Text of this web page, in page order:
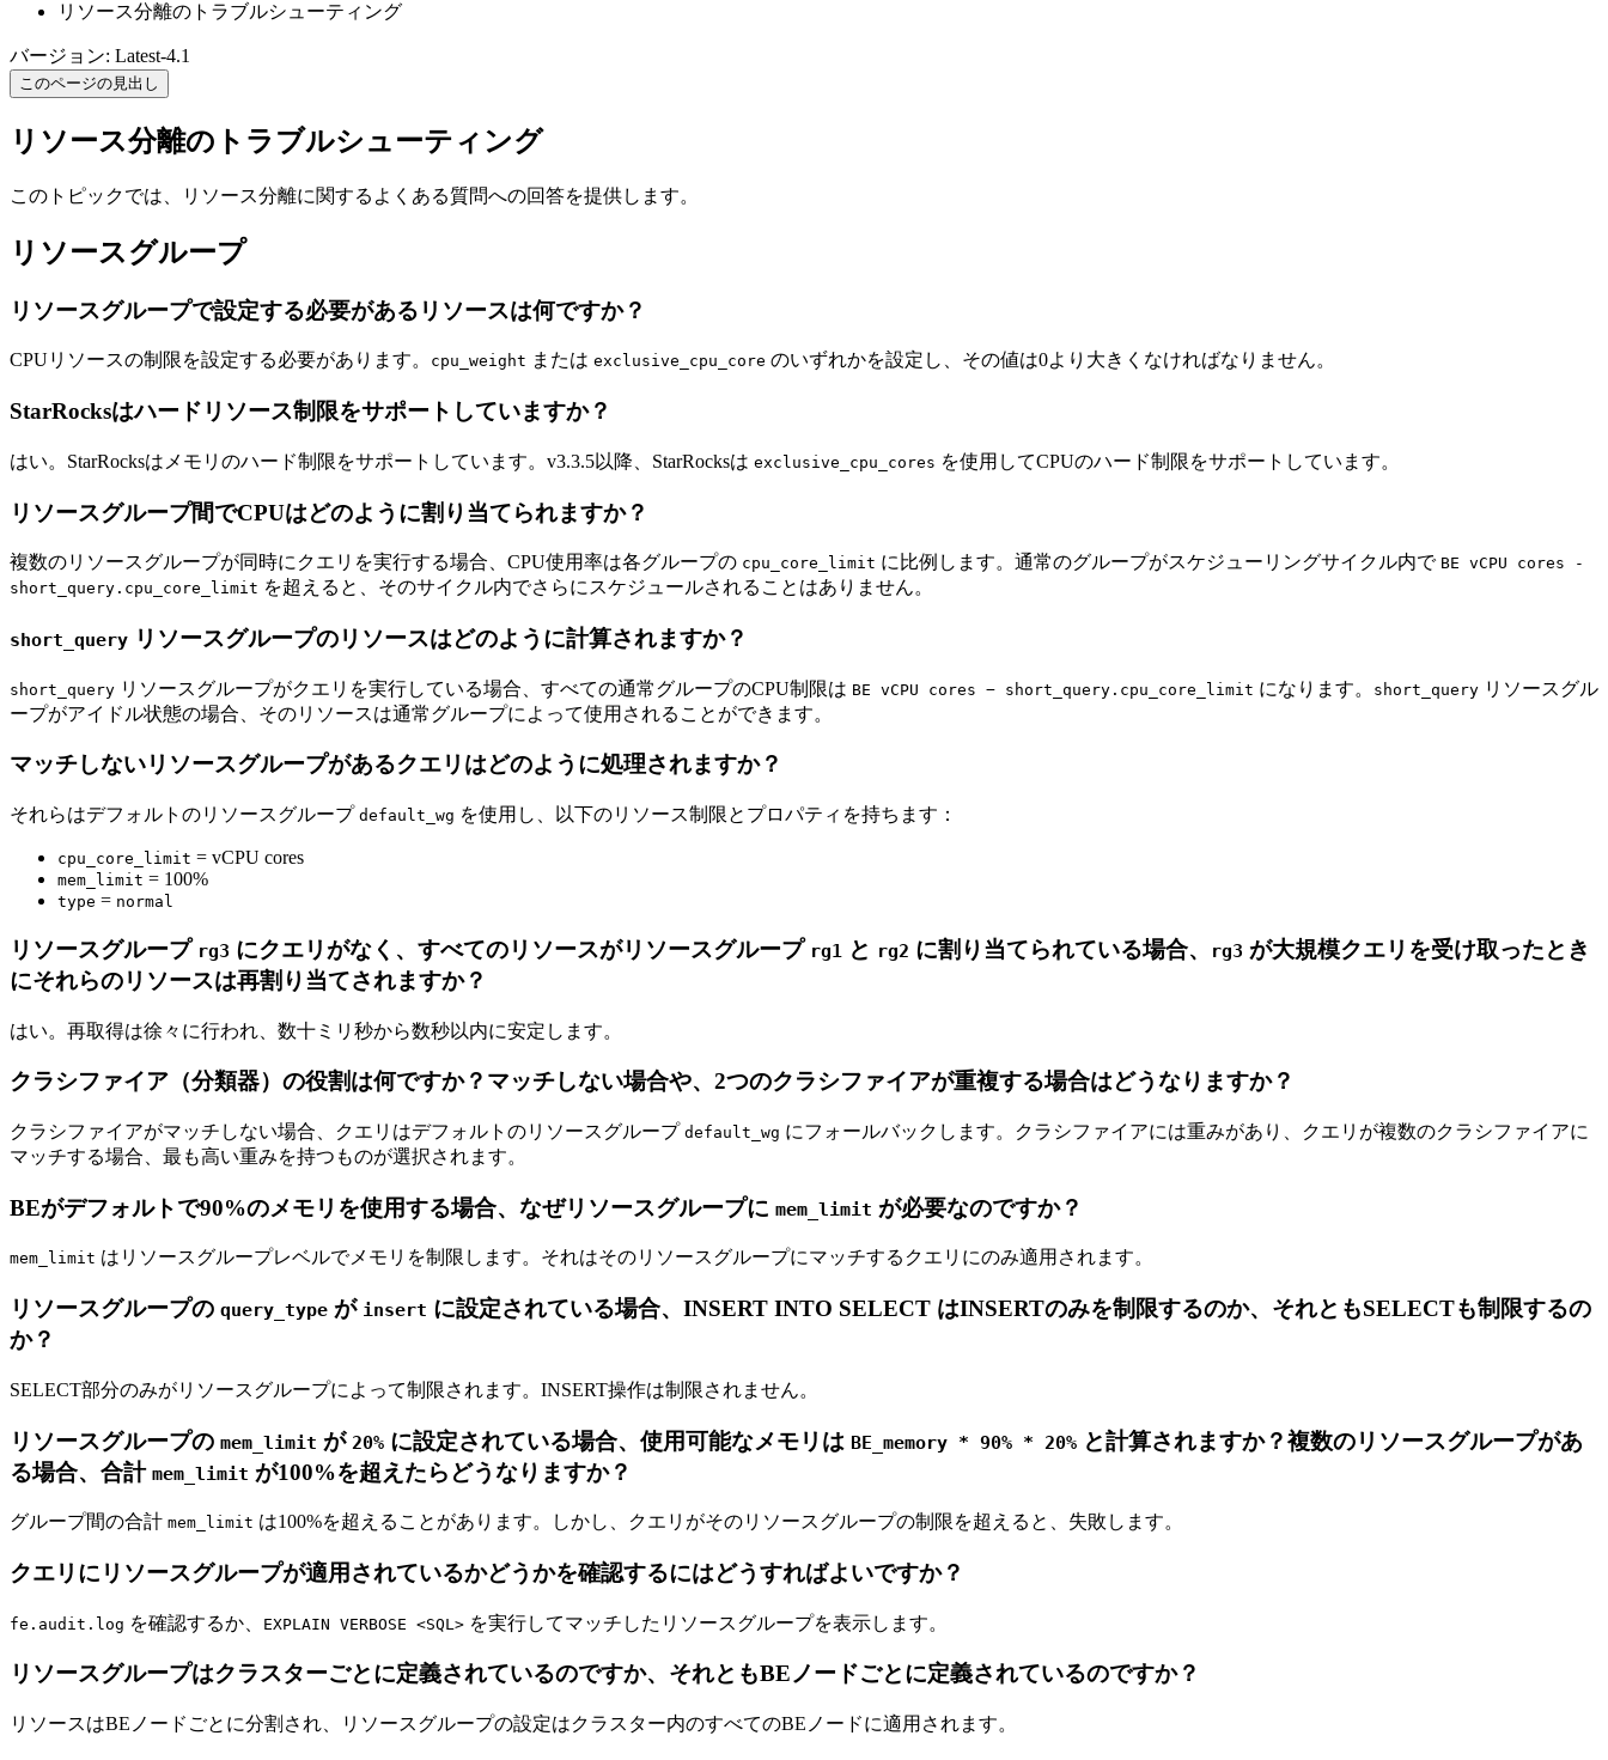
リソース分離のトラブルシューティング
バージョン: Latest-4.1
このページの見出し
リソース分離のトラブルシューティング
このトピックでは、リソース分離に関するよくある質問への回答を提供します。
リソースグループ
リソースグループで設定する必要があるリソースは何ですか？
CPUリソースの制限を設定する必要があります。 cpu_weight または exclusive_cpu_core のいずれかを設定し、その値は0より大きくなければなりません。
StarRocksはハードリソース制限をサポートしていますか？
はい。StarRocksはメモリのハード制限をサポートしています。v3.3.5以降、StarRocksは exclusive_cpu_cores を使用してCPUのハード制限をサポートしています。
リソースグループ間でCPUはどのように割り当てられますか？
複数のリソースグループが同時にクエリを実行する場合、CPU使用率は各グループの cpu_core_limit に比例します。通常のグループがスケジューリングサイクル内で BE vCPU cores -
short_query.cpu_core_limit を超えると、そのサイクル内でさらにスケジュールされることはありません。
short_query リソースグループのリソースはどのように計算されますか？
short_query リソースグループがクエリを実行している場合、すべての通常グループのCPU制限は BE vCPU cores − short_query.cpu_core_limit になります。 short_query リソースグル
ープがアイドル状態の場合、そのリソースは通常グループによって使用されることができます。
マッチしないリソースグループがあるクエリはどのように処理されますか？
それらはデフォルトのリソースグループ default_wg を使用し、以下のリソース制限とプロパティを持ちます：
cpu_core_limit = vCPU cores
mem_limit = 100%
type = normal
リソースグループ rg3 にクエリがなく、すべてのリソースがリソースグループ rg1 と rg2 に割り当てられている場合、 rg3 が大規模クエリを受け取ったとき
にそれらのリソースは再割り当てされますか？
はい。再取得は徐々に行われ、数十ミリ秒から数秒以内に安定します。
クラシファイア（分類器）の役割は何ですか？マッチしない場合や、2つのクラシファイアが重複する場合はどうなりますか？
クラシファイアがマッチしない場合、クエリはデフォルトのリソースグループ default_wg にフォールバックします。クラシファイアには重みがあり、クエリが複数のクラシファイアに
マッチする場合、最も高い重みを持つものが選択されます。
BEがデフォルトで90%のメモリを使用する場合、なぜリソースグループに mem_limit が必要なのですか？
mem_limit はリソースグループレベルでメモリを制限します。それはそのリソースグループにマッチするクエリにのみ適用されます。
リソースグループの query_type が insert に設定されている場合、INSERT INTO SELECT はINSERTのみを制限するのか、それともSELECTも制限するの
か？
SELECT部分のみがリソースグループによって制限されます。INSERT操作は制限されません。
リソースグループの mem_limit が 20% に設定されている場合、使用可能なメモリは BE_memory * 90% * 20% と計算されますか？複数のリソースグループがあ
る場合、合計 mem_limit が100%を超えたらどうなりますか？
グループ間の合計 mem_limit は100%を超えることがあります。しかし、クエリがそのリソースグループの制限を超えると、失敗します。
クエリにリソースグループが適用されているかどうかを確認するにはどうすればよいですか？
fe.audit.log を確認するか、 EXPLAIN VERBOSE <SQL> を実行してマッチしたリソースグループを表示します。
リソースグループはクラスターごとに定義されているのですか、それともBEノードごとに定義されているのですか？
リソースはBEノードごとに分割され、リソースグループの設定はクラスター内のすべてのBEノードに適用されます。